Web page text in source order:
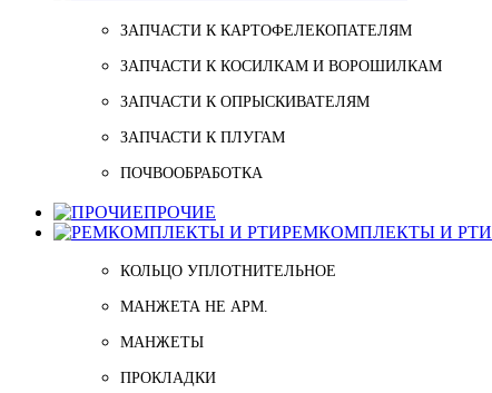
ЗАПЧАСТИ К КАРТОФЕЛЕКОПАТЕЛЯМ
ЗАПЧАСТИ К КОСИЛКАМ И ВОРОШИЛКАМ
ЗАПЧАСТИ К ОПРЫСКИВАТЕЛЯМ
ЗАПЧАСТИ К ПЛУГАМ
ПОЧВООБРАБОТКА
ПРОЧИЕ
РЕМКОМПЛЕКТЫ И РТИ
КОЛЬЦО УПЛОТНИТЕЛЬНОЕ
МАНЖЕТА НЕ АРМ.
МАНЖЕТЫ
ПРОКЛАДКИ